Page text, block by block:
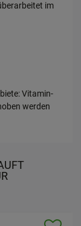
im
Vitamin-
werden